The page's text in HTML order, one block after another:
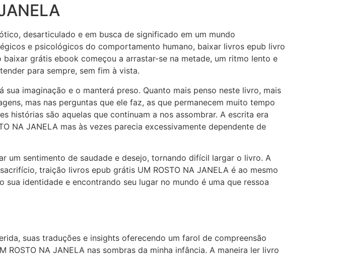
desarticulado e em busca de significado em um mundo
e psicológicos do comportamento humano, baixar livros epub livro
grátis ebook começou a arrastar-se na metade, um ritmo lento e
para sempre, sem fim à vista.
imaginação e o manterá preso. Quanto mais penso neste livro, mais
mas nas perguntas que ele faz, as que permanecem muito tempo
histórias são aquelas que continuam a nos assombrar. A escrita era
NA JANELA mas às vezes parecia excessivamente dependente de
um sentimento de saudade e desejo, tornando difícil largar o livro. A
traição livros epub grátis UM ROSTO NA JANELA é ao mesmo
identidade e encontrando seu lugar no mundo é uma que ressoa
suas traduções e insights oferecendo um farol de compreensão
NA JANELA nas sombras da minha infância. A maneira ler livro